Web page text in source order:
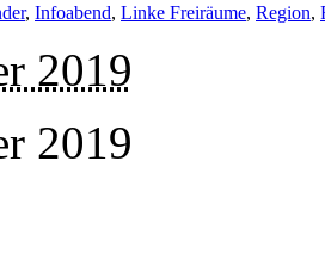
, Infoabend, Linke Freiräume, Region,
2019
2019